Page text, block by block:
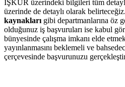
İŞKUR üzerindeki bilgileri tüm
üzerinde de detaylı olarak
kaynakları gibi departmanlarına öz
olduğunuz iş başvuruları ise kabul
bünyesinde çalışma imkanı elde
yayınlanmasını beklemeli ve
çerçevesinde başvurunuzu